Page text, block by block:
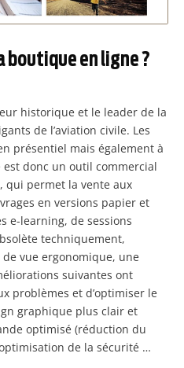
boutique en ligne ?
historique et le leader de la
de l’aviation civile. Les
présentiel mais également à
donc un outil commercial
permet la vente aux
en versions papier et
e-learning, de sessions
techniquement,
vue ergonomique, une
suivantes ont
problèmes et d’optimiser le
graphique plus clair et
optimisé (réduction du
de la sécurité …